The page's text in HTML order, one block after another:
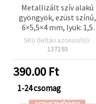
Metallizált szív alakú
gyöngyök, ezüst színű,
6×5,5×4 mm, lyuk: 1,5
mm, 20 g (~400 db)
SKU (leltári azonosító):
137193
390.00 Ft
1-24 csomag